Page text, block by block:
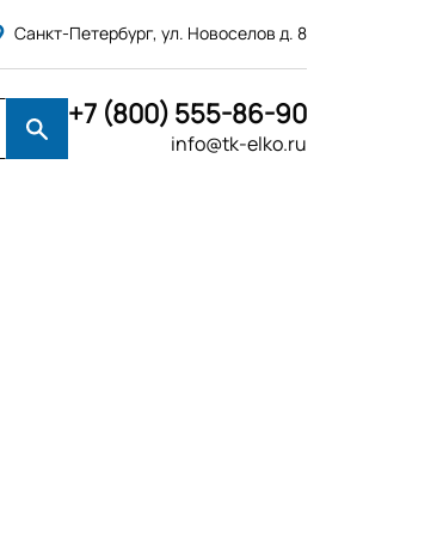
Санкт-Петербург, ул. Новоселов д. 8
+7 (800) 555-86-90
info@tk-elko.ru